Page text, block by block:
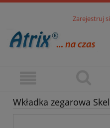
Zarejestruj
Wkładka zegarowa